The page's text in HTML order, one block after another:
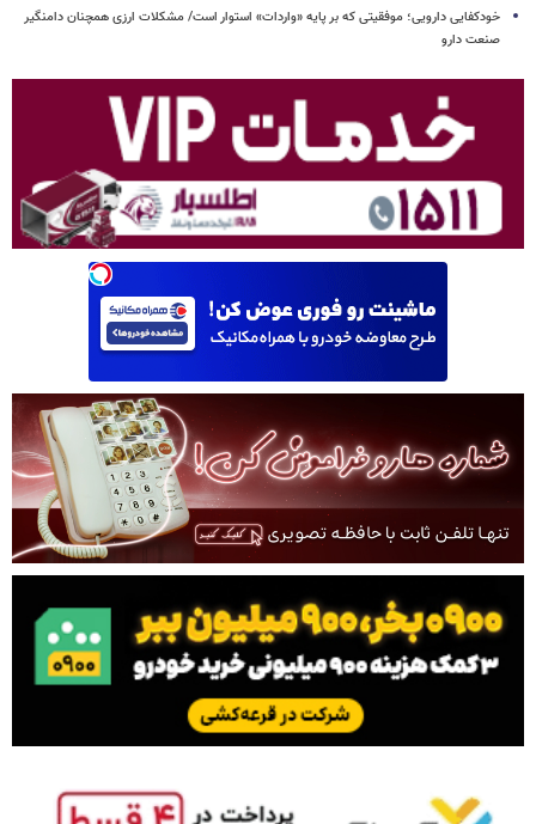
خودکفایی دارویی؛ موفقیتی که بر پایه‌ «واردات» استوار است/ مشکلات ارزی همچنان دامنگیر
صنعت دارو